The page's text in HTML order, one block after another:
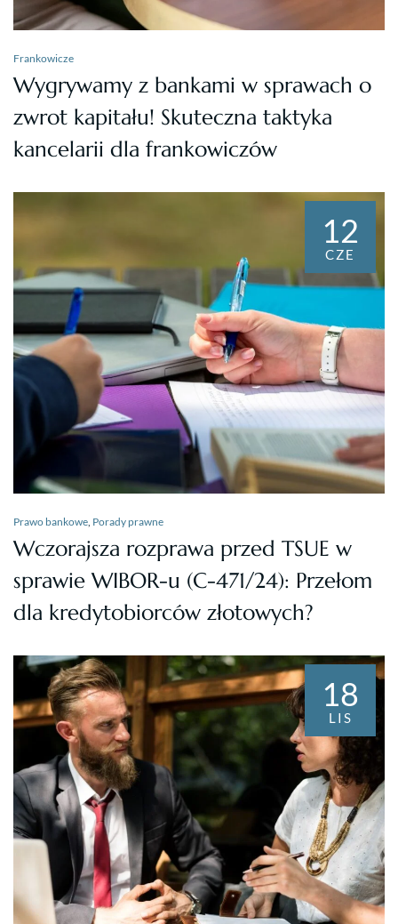
Frankowicze
Wygrywamy z bankami w sprawach o
zwrot kapitału! Skuteczna taktyka
kancelarii dla frankowiczów
12
CZE
Prawo bankowe, Porady prawne
Wczorajsza rozprawa przed TSUE w
sprawie WIBOR-u (C-471/24): Przełom
dla kredytobiorców złotowych?
18
LIS